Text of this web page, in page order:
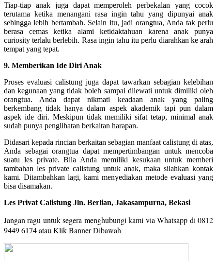
Tiap-tiap anak juga dapat memperoleh perbekalan yang cocok
terutama ketika menangani rasa ingin tahu yang dipunyai anak
sehingga lebih bertambah. Selain itu, jadi orangtua, Anda tak perlu
berasa cemas ketika alami ketidaktahuan karena anak punya
curiosity terlalu berlebih. Rasa ingin tahu itu perlu diarahkan ke arah
tempat yang tepat.
9. Memberikan Ide Diri Anak
Proses evaluasi calistung juga dapat tawarkan sebagian kelebihan
dan kegunaan yang tidak boleh sampai dilewati untuk dimiliki oleh
orangtua. Anda dapat nikmati keadaan anak yang paling
berkembang tidak hanya dalam aspek akademik tapi pun dalam
aspek ide diri. Meskipun tidak memiliki sifat tetap, minimal anak
sudah punya penglihatan berkaitan harapan.
Didasari kepada rincian berkaitan sebagian manfaat calistung di atas,
Anda sebagai orangtua dapat mempertimbangan untuk mencoba
suatu les private. Bila Anda memiliki kesukaan untuk memberi
tambahan les private calistung untuk anak, maka silahkan kontak
kami. Ditambahkan lagi, kami menyediakan metode evaluasi yang
bisa disamakan.
Les Privat Calistung Jln. Berlian, Jakasampurna, Bekasi
Jangan ragu untuk segera menghubungi kami via Whatsapp di 0812
9449 6174 atau Klik Banner Dibawah